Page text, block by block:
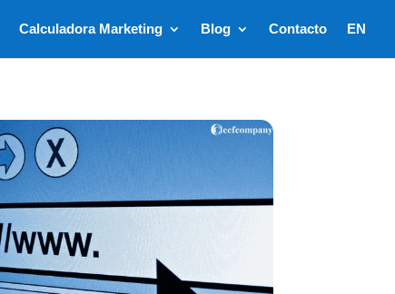
Calculadora Marketing Blog Contacto EN